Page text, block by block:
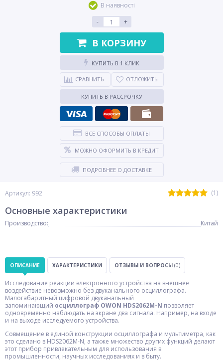
Артикул: 992 (1)
В наявності
-
+
В КОРЗИНУ
КУПИТЬ В 1 КЛИК
СРАВНИТЬ ОТЛОЖИТЬ
КУПИТЬ В РАССРОЧКУ
ВСЕ СПОСОБЫ ОПЛАТЫ
МОЖНО ОФОРМИТЬ В КРЕДИТ
ПОДРОБНЕЕ О ДОСТАВКЕ
Основные характеристики
Производство: Китай
ОПИСАНИЕ ХАРАКТЕРИСТИКИ ОТЗЫВЫ И ВОПРОСЫ (0)
Исследование реакции электронного устройства на внешнее
воздействие невозможно без двуканального осциллографа.
Малогабаритный цифровой двуканальный
запоминающий осциллограф OWON HDS2062M-N позволяет
одновременно наблюдать на экране два сигнала. Например, на входе
и на выходе исследуемого устройства.
Совмещение в единой конструкции осциллографа и мультиметра, как
это сделано в HDS2062M-N, а также множество других функций делают
этот прибор привлекательным для использования в
промышленности, научных исследованиях и в быту.